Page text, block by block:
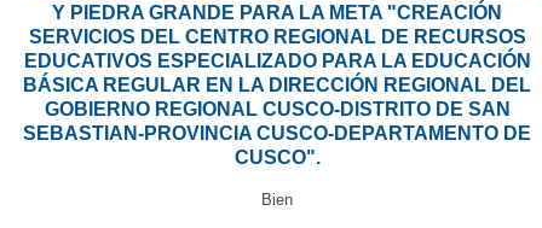
Y PIEDRA GRANDE PARA LA META "CREACIÓN
SERVICIOS DEL CENTRO REGIONAL DE RECURSOS
EDUCATIVOS ESPECIALIZADO PARA LA EDUCACIÓN
BÁSICA REGULAR EN LA DIRECCIÓN REGIONAL DEL
GOBIERNO REGIONAL CUSCO-DISTRITO DE SAN
SEBASTIAN-PROVINCIA CUSCO-DEPARTAMENTO DE
CUSCO".
Bien